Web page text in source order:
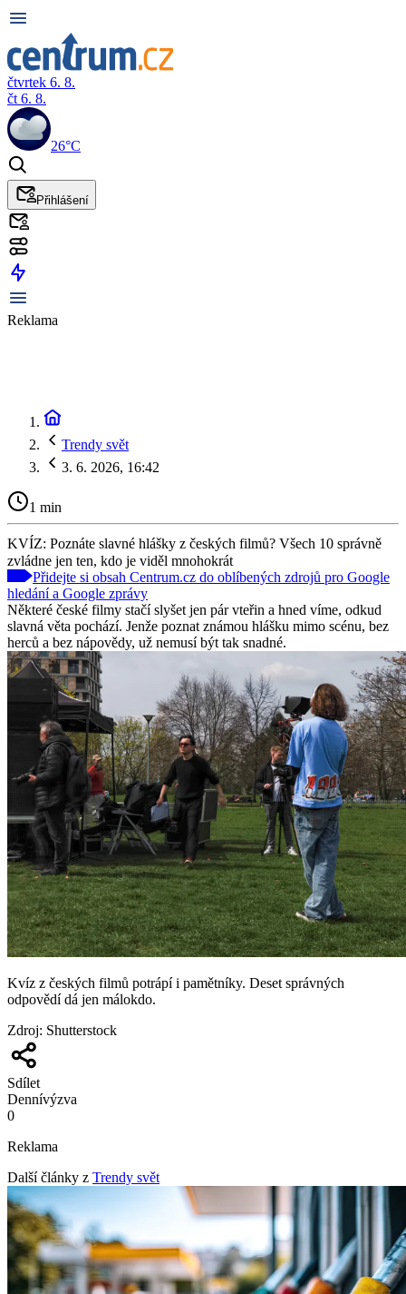
čtvrtek 6. 8.
čt 6. 8.
26°C
Přihlášení
Reklama
Trendy svět
3. 6. 2026, 16:42
1 min
KVÍZ: Poznáte slavné hlášky z českých filmů? Všech 10 správně
zvládne jen ten, kdo je viděl mnohokrát
Přidejte si obsah Centrum.cz do oblíbených zdrojů pro Google
hledání a Google zprávy
Některé české filmy stačí slyšet jen pár vteřin a hned víme, odkud
slavná věta pochází. Jenže poznat známou hlášku mimo scénu, bez
herců a bez nápovědy, už nemusí být tak snadné.
Kvíz z českých filmů potrápí i pamětníky. Deset správných
odpovědí dá jen málokdo.
Zdroj: Shutterstock
Sdílet
Dennívýzva
0
Reklama
Další články z Trendy svět